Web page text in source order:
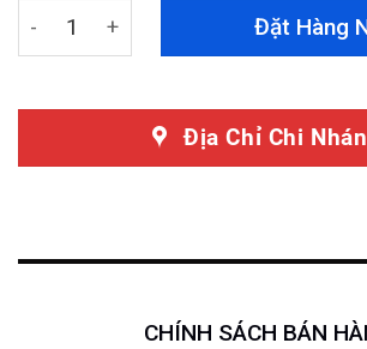
Dán Phim Cách Nhiệt Ford Ranger
Đặt Hàng
Địa Chỉ Chi
CHÍNH SÁCH BÁN